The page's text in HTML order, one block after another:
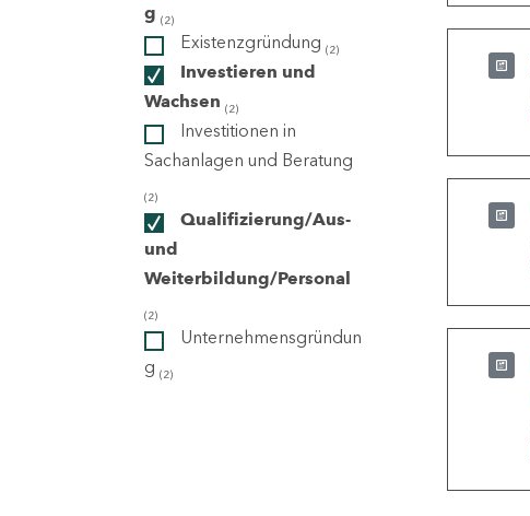
g (2)
Existenzgründung (2)
Investieren und
Wachsen (2)
Investitionen in
Sachanlagen und Beratung
(2)
Qualifizierung/Aus-
und
Weiterbildung/Personal
(2)
Unternehmensgründun
g (2)